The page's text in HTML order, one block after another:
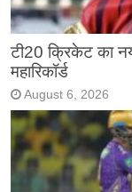
टी20 क्रिकेट का
महारिकॉर्ड
August 6, 2026